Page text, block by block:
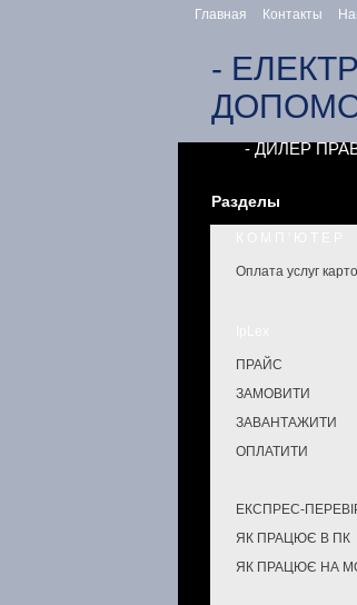
Главная Контакты
-
- ДИЛЕР
Разделы
Оплата услуг
ПРАЙС
ЗАМОВИТИ
ЗАВАНТАЖИТИ
ОПЛАТИТИ
ЕКСПРЕС-
ЯК ПРАЦЮЄ В ПК
ЯК ПРАЦЮЄ НА